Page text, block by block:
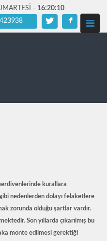
- 16:20:12
kurallara
nedenlerden dolayı felaketlere
zorunda olduğu şartlar vardır.
Son yıllarda çıkarılmış bu
monte edilmesi gerektiği